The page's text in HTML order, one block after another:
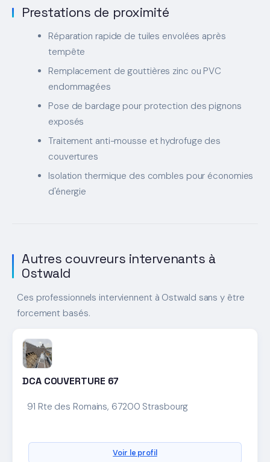
Prestations de proximité
Réparation rapide de tuiles envolées après
tempête
Remplacement de gouttières zinc ou PVC
endommagées
Pose de bardage pour protection des pignons
exposés
Traitement anti-mousse et hydrofuge des
couvertures
Isolation thermique des combles pour économies
d'énergie
Autres couvreurs intervenants à
Ostwald
Ces professionnels interviennent à Ostwald sans y être
forcement basés.
DCA COUVERTURE 67
91 Rte des Romains, 67200 Strasbourg
Voir le profil